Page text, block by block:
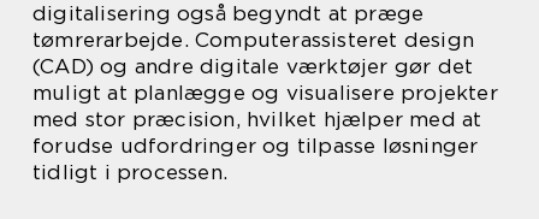
digitalisering også begyndt at præge
tømrerarbejde. Computerassisteret design
(CAD) og andre digitale værktøjer gør det
muligt at planlægge og visualisere projekter
med stor præcision, hvilket hjælper med at
forudse udfordringer og tilpasse løsninger
tidligt i processen.